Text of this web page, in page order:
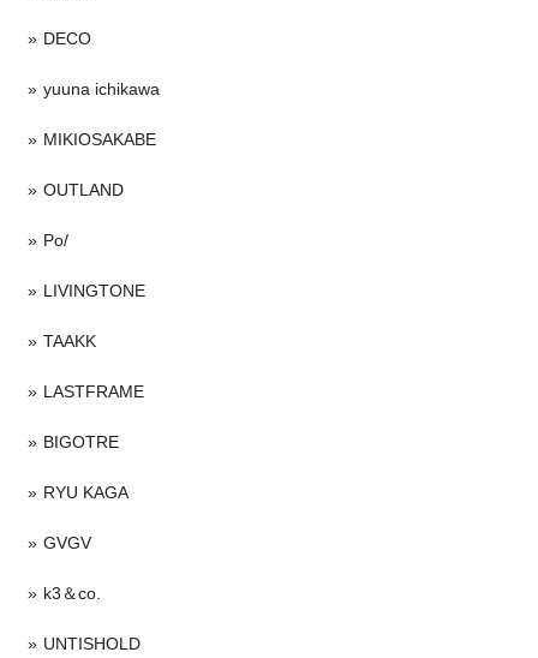
DECO
yuuna ichikawa
MIKIOSAKABE
OUTLAND
Po/
LIVINGTONE
TAAKK
LASTFRAME
BIGOTRE
RYU KAGA
GVGV
k3＆co.
UNTISHOLD